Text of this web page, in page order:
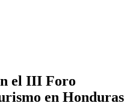
el III Foro
en Honduras